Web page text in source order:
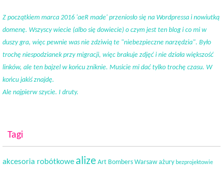
Z początkiem marca 2016 'aeR made' przeniosło się na Wordpressa i nowiutką
domenę. Wszyscy wiecie (albo się dowiecie) o czym jest ten blog i co mi w
duszy gra, więc pewnie was nie zdziwią te "niebezpieczne narzędzia". Było
trochę niespodzianek przy migracji, więc brakuje zdjęć i nie działa większość
linków, ale ten bajzel w końcu zniknie. Musicie mi dać tylko trochę czasu. W
końcu jakiś znajdę.
Ale najpierw szycie. I druty.
Tagi
akcesoria robótkowe alize Art Bombers Warsaw ażury bezprojektowie